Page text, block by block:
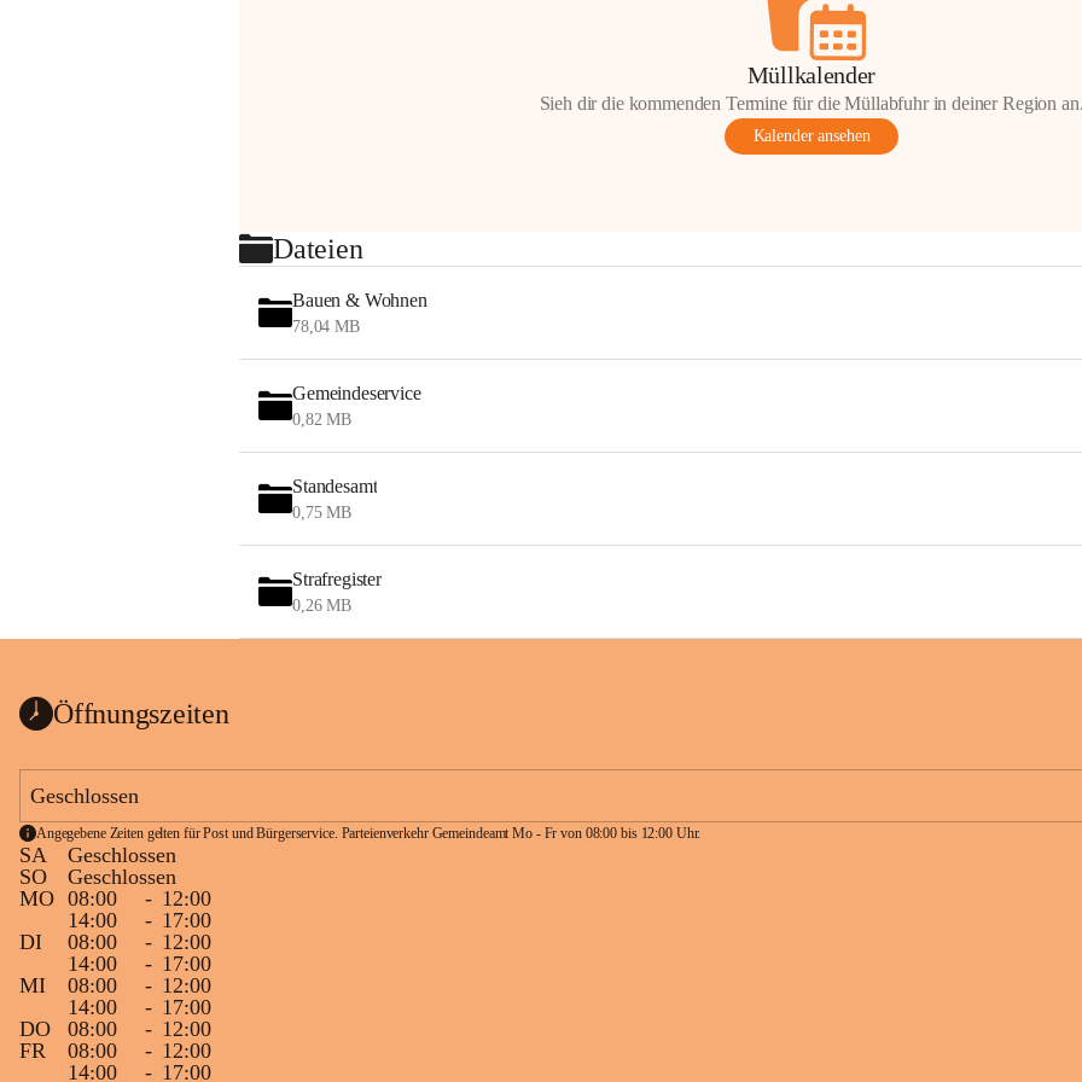
Müllkalender
Sieh dir die kommenden Termine für die Müllabfuhr in deiner Region
Kalender ansehen
Dateien
Bauen & Wohnen
78,04 MB
Gemeindeservice
0,82 MB
Standesamt
0,75 MB
Strafregister
0,26 MB
Öffnungszeiten
Geschlossen
Angegebene Zeiten gelten für Post und Bürgerservice. Parteienverkehr Gemeindeamt Mo - Fr von 08:00 bis 12:00 Uhr.
SA
Geschlossen
SO
Geschlossen
MO 08:00 - 12:00
14:00
- 17:00
DI
08:00 - 12:00
14:00
- 17:00
MI
08:00 - 12:00
14:00
- 17:00
DO
08:00 - 12:00
FR
08:00 - 12:00
14:00
- 17:00